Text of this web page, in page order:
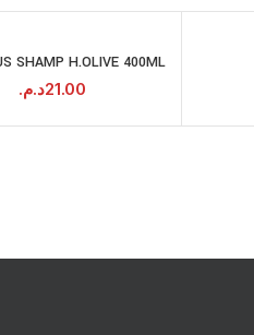
AJOUTER AU
PANIER
SHAMP H.OLIVE 400ML
21.00د.م.